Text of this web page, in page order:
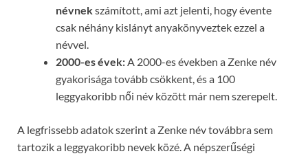
névnekszámított, ami azt jelenti, hogy évente
csak néhány kislányt anyakönyveztek ezzel a
névvel.
2000-es évek: A 2000-es években a Zenke név
gyakorisága tovább csökkent, és a 100
leggyakoribb női név között már nem szerepelt.
A legfrissebb adatok szerint a Zenke név továbbra sem
tartozik a leggyakoribb nevek közé. A népszerűségi